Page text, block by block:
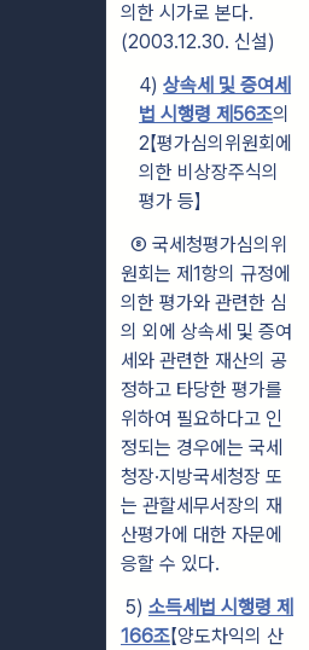
의한 시가로 본다.
(2003.12.30. 신설)
4)상속세 및 증여세
법 시행령 제56조의
2【평가심의위원회에
의한 비상장주식의
평가 등】
⑧ 국세청평가심의위
원회는 제1항의 규정에
의한 평가와 관련한 심
의 외 에 상속세 및 증여
세와 관련한 재산의 공
정하고 타당한 평가를
위하여 필요하다고 인
정되는 경우에는 국세
청장·지방국세청장 또
는 관할세무서장의 재
산평가에 대한 자문에
응할 수 있다.
5) 소득세법 시행령 제
166조【양도차익의 산